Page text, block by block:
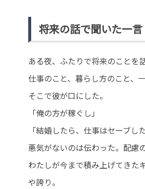
将来の話で聞いた一言
ある夜、ふたりで将来のことを
仕事のこと、暮らし方のこと、
そこで彼が口にした。
「俺の方が稼ぐし」
「結婚したら、仕事はセーブし
悪気がないのは伝わった。配慮
わたしが今まで積み上げてきた
や誇り。